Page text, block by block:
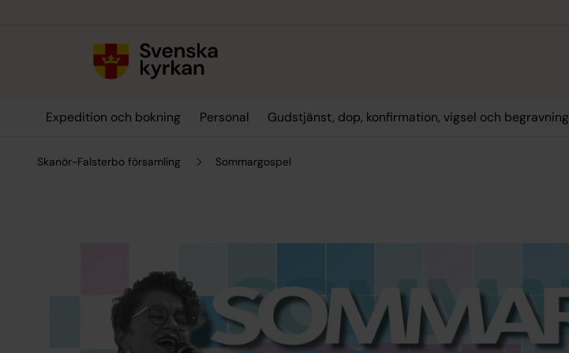
Expedition och bokning Personal Gudstjänst, dop, konfirmation, vigsel och begravning
Skanör-Falsterbo församling Sommargospel